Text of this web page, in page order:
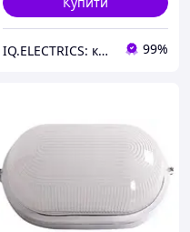
IQ.ELECTRICS: купити електрику оптом 99%